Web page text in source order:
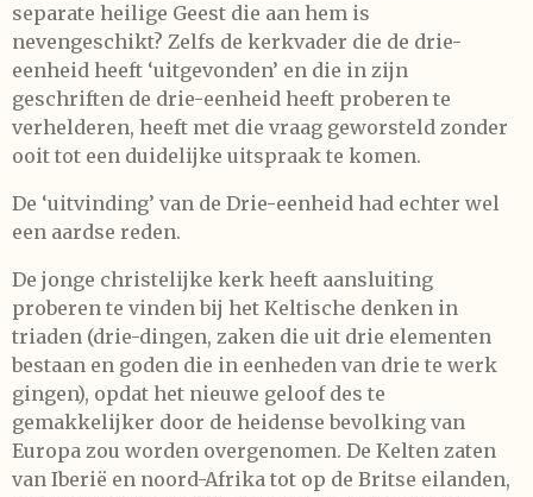
separate heilige Geest die aan hem is
nevengeschikt? Zelfs de kerkvader die de drie-
eenheid heeft ‘uitgevonden’ en die in zijn
geschriften de drie-eenheid heeft proberen te
verhelderen, heeft met die vraag geworsteld zonder
ooit tot een duidelijke uitspraak te komen.
De ‘uitvinding’ van de Drie-eenheid had echter wel
een aardse reden.
De jonge christelijke kerk heeft aansluiting
proberen te vinden bij het Keltische denken in
triaden (drie-dingen, zaken die uit drie elementen
bestaan en goden die in eenheden van drie te werk
gingen), opdat het nieuwe geloof des te
gemakkelijker door de heidense bevolking van
Europa zou worden overgenomen. De Kelten zaten
van Iberië en noord-Afrika tot op de Britse eilanden,